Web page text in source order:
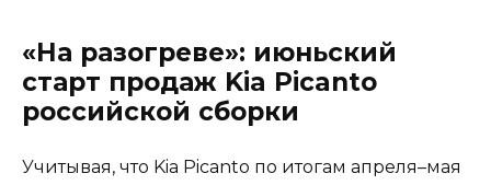
«На разогреве»: июньский
старт продаж Kia Picanto
российской сборки
Учитывая, что Kia Picanto по итогам апреля–мая